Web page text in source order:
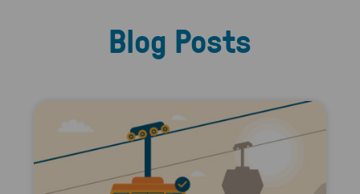
Blog Posts